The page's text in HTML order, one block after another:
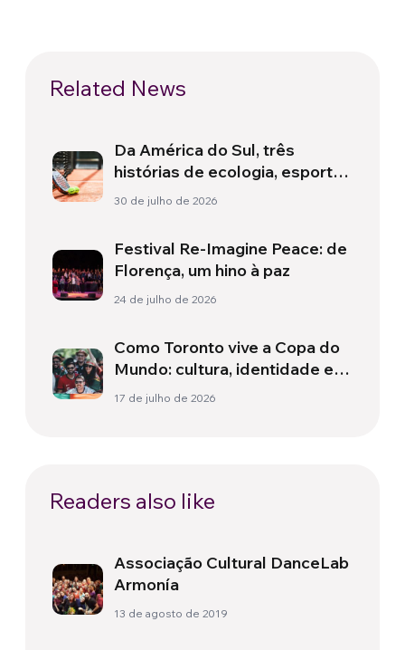
Related News
Da América do Sul, três
histórias de ecologia, esporte
e saúde
30 de julho de 2026
Festival Re-Imagine Peace: de
Florença, um hino à paz
24 de julho de 2026
Como Toronto vive a Copa do
Mundo: cultura, identidade e
política para além do campo
17 de julho de 2026
Readers also like
Associação Cultural DanceLab
Armonía
13 de agosto de 2019